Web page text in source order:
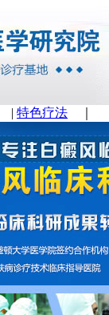
| 特色疗法